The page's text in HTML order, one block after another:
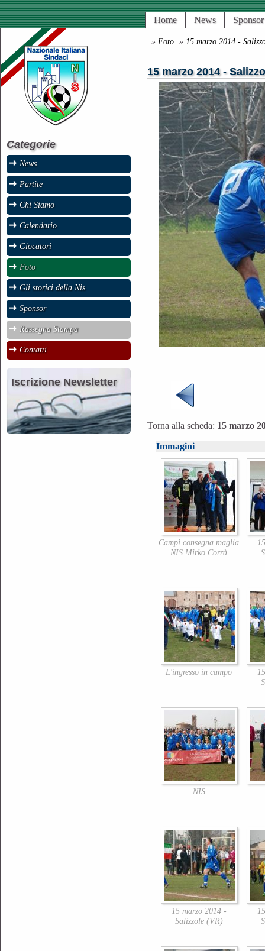
Home News Sponsor
» Foto » 15 marzo 2014 -
15 marzo 2014 -
Torna alla scheda: 15 marzo
Immagini
Campi consegna maglia
NIS Mirko Corrà
L'ingresso in campo
NIS
15 marzo 2014 -
Salizzole (VR)
Categorie
News
Partite
Chi Siamo
Calendario
Giocatori
Foto
Gli storici della Nis
Sponsor
Rassegna Stampa
Contatti
Iscrizione Newsletter